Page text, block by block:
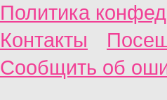
Политика
Контакты
Сообщить об